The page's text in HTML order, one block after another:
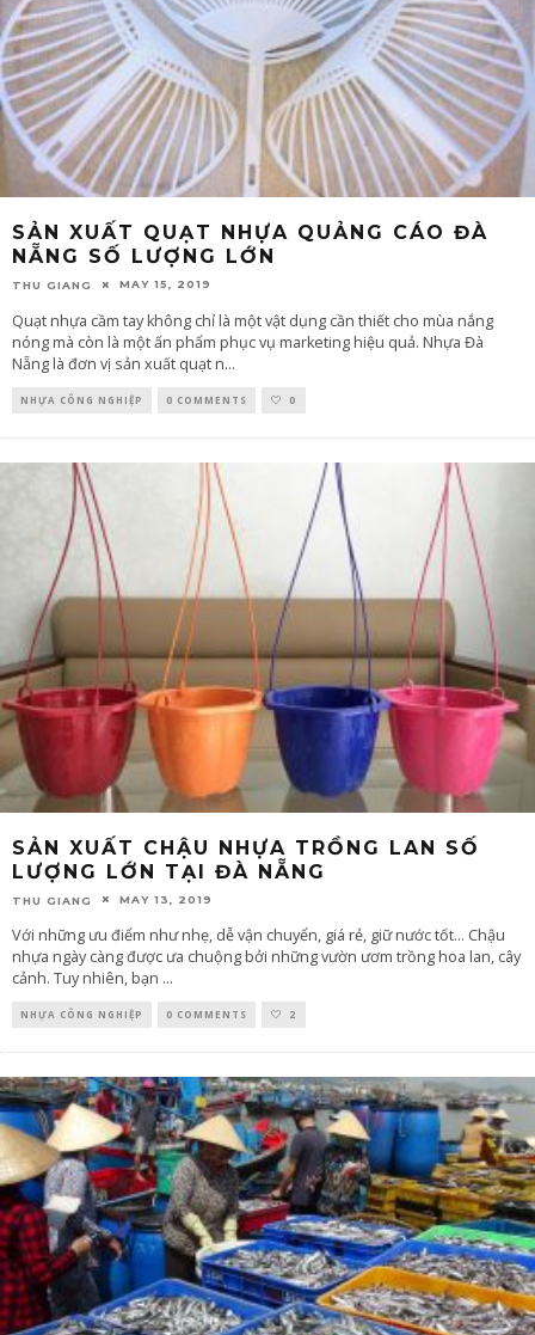
SẢN XUẤT QUẠT NHỰA QUẢNG CÁO ĐÀ
NẴNG SỐ LƯỢNG LỚN
THU GIANG MAY 15, 2019
Quạt nhựa cầm tay không chỉ là một vật dụng cần thiết cho mùa nắng
nóng mà còn là một ấn phẩm phục vụ marketing hiệu quả. Nhựa Đà
Nẵng là đơn vị sản xuất quạt n...
NHỰA CÔNG NGHIỆP 0 COMMENTS 0
SẢN XUẤT CHẬU NHỰA TRỒNG LAN SỐ
LƯỢNG LỚN TẠI ĐÀ NẴNG
THU GIANG MAY 13, 2019
Với những ưu điểm như nhẹ, dễ vận chuyển, giá rẻ, giữ nước tốt... Chậu
nhựa ngày càng được ưa chuộng bởi những vườn ươm trồng hoa lan, cây
cảnh. Tuy nhiên, bạn ...
NHỰA CÔNG NGHIỆP 0 COMMENTS 2